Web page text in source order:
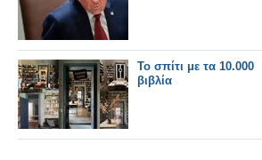
Το σπίτι με τα 10.000
βιβλία